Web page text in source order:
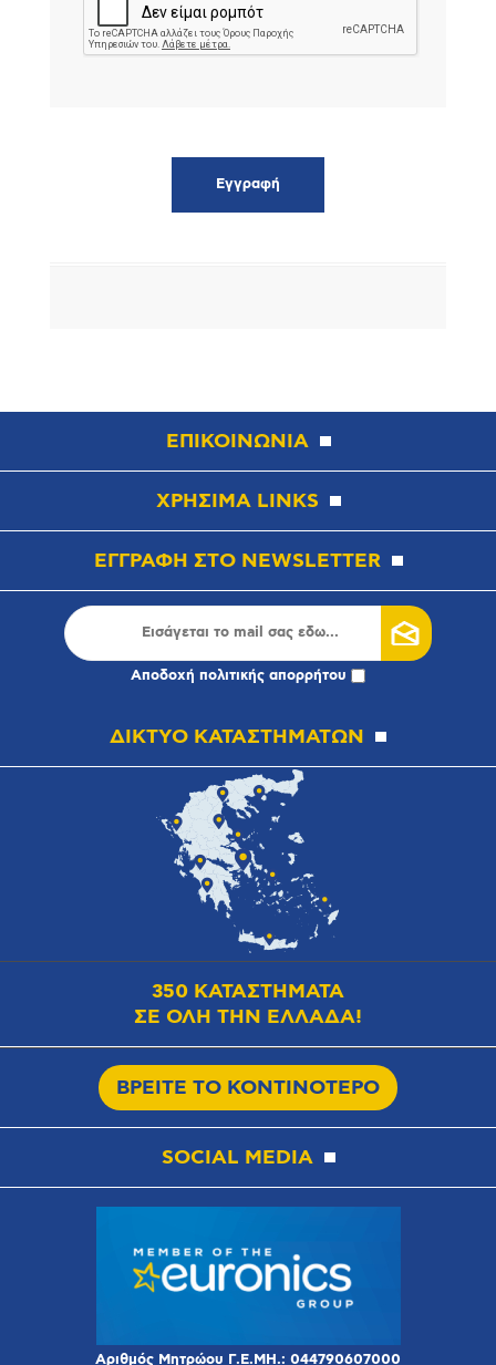
ΕΠΙΚΟΙΝΩΝΙΑ
ΧΡΗΣΙΜΑ LINKS
ΕΓΓΡΑΦΗ ΣΤΟ NEWSLETTER
Αποδοχή πολιτικής απορρήτου
ΔΙΚΤΥΟ ΚΑΤΑΣΤΗΜΑΤΩΝ
350 ΚΑΤΑΣΤΗΜΑΤΑ
ΣΕ ΟΛΗ ΤΗΝ ΕΛΛΑΔΑ!
ΒΡΕΙΤΕ ΤΟ ΚΟΝΤΙΝΟΤΕΡΟ
SOCIAL MEDIA